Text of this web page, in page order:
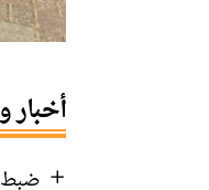
ضبط أكثر من 1400 طلقة